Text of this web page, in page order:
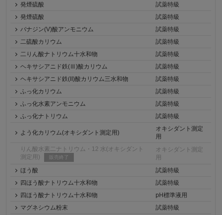
発煙硫酸
試薬特級
発煙硫酸
試薬特級
バナジン(V)酸アンモニウム
試薬特級
二硫酸カリウム
試薬特級
二りん酸ナトリウム十水和物
試薬特級
ヘキサシアニド鉄(Ⅲ)酸カリウム
試薬特級
ヘキサシアニド鉄(II)酸カリウム三水和物
試薬特級
ふっ化カリウム
試薬特級
ふっ化水素アンモニウム
試薬特級
ふっ化ナトリウム
試薬特級
よう化カリウム(オキシダント測定用)
オキシダント測定
用
りん酸水素二ナトリウム・12 水(オキシダント
測定用)
販売終了
オキシダント測定
用
ほう酸
試薬特級
四ほう酸ナトリウム十水和物
試薬特級
四ほう酸ナトリウム十水和物
pH標準液用
マグネシウム粉末
試薬特級